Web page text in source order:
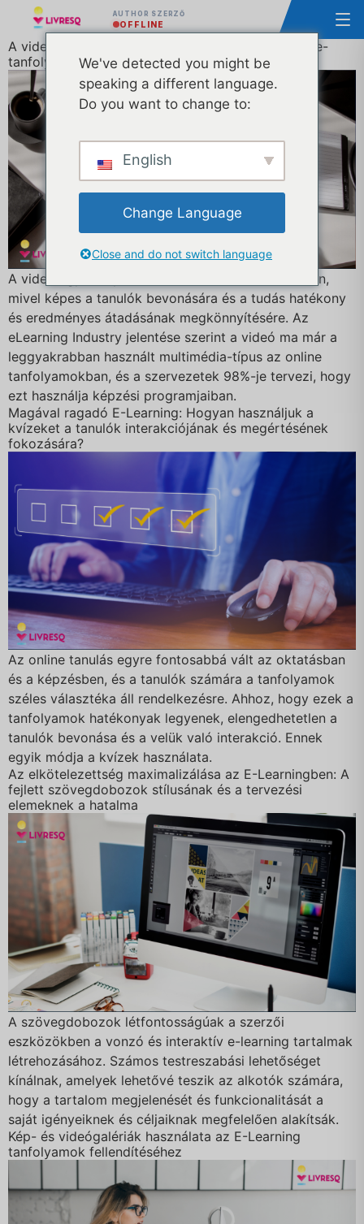
AUTHOR SZERZŐ
OFFLINE
A videókban rejlő lehetőségek maximalizálása az e-
tanfolyamokban: tippek a hatékony használathoz
A videó egyre népszerűbb médium az e-tanulásban,
mivel képes a tanulók bevonására és a tudás hatékony
és eredményes átadásának megkönnyítésére. Az
eLearning Industry jelentése szerint a videó ma már a
leggyakrabban használt multimédia-típus az online
tanfolyamokban, és a szervezetek 98%-je tervezi, hogy
ezt használja képzési programjaiban.
Magával ragadó E-Learning: Hogyan használjuk a
kvízeket a tanulók interakciójának és megértésének
fokozására?
Az online tanulás egyre fontosabbá vált az oktatásban
és a képzésben, és a tanulók számára a tanfolyamok
széles választéka áll rendelkezésre. Ahhoz, hogy ezek a
tanfolyamok hatékonyak legyenek, elengedhetetlen a
tanulók bevonása és a velük való interakció. Ennek
egyik módja a kvízek használata.
Az elkötelezettség maximalizálása az E-Learningben: A
fejlett szövegdobozok stílusának és a tervezési
elemeknek a hatalma
A szövegdobozok létfontosságúak a szerzői
eszközökben a vonzó és interaktív e-learning tartalmak
létrehozásához. Számos testreszabási lehetőséget
kínálnak, amelyek lehetővé teszik az alkotók számára,
hogy a tartalom megjelenését és funkcionalitását a
saját igényeiknek és céljaiknak megfelelően alakítsák.
Kép- és videógalériák használata az E-Learning
tanfolyamok fellendítéséhez
We've detected you might be
speaking a different language.
Do you want to change to:
English
Change Language
Close and do not switch language